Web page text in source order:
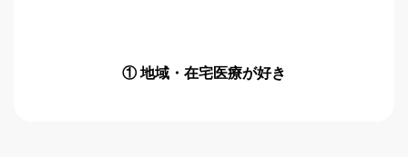
① 地域・在宅医療が好き